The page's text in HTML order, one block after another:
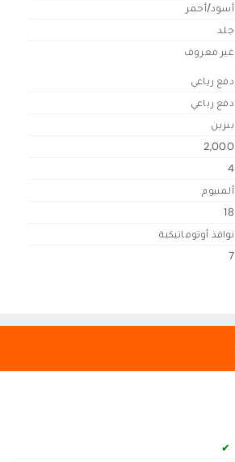
أسود/أحمر
جلد
غير معروف
دفع رباعي
دفع رباعي
بنزين
2,000
4
ألمنيوم
18
نوافذ أوتوماتيكية
7
✔